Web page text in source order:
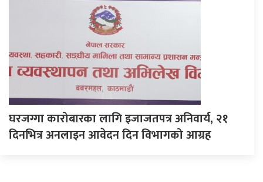
घरजग्गा कारोबारका लागि इजाजतपत्र अनिवार्य, २१
दिनभित्र अनलाइन आवेदन दिन विभागको आग्रह